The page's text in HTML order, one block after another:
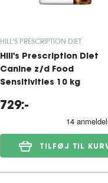
HILL'S PRESCRIPTION DIET
Hill's Prescription Diet
Canine z/d Food
Sensitivities 10 kg
729:-
TILFØJ TIL